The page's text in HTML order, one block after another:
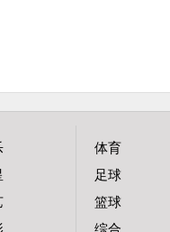
体育
足球
篮球